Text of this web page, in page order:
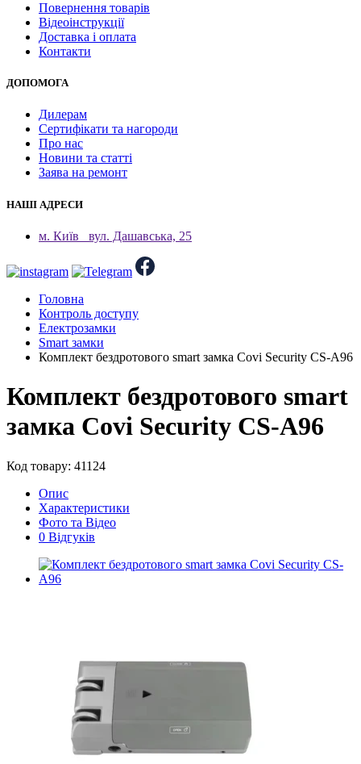
Повернення товарів
Відеоінструкції
Доставка і оплата
Контакти
ДОПОМОГА
Дилерам
Сертифікати та нагороди
Про нас
Новини та статті
Заява на ремонт
НАШІ АДРЕСИ
м. Київ вул. Дашавська, 25
Головна
Контроль доступу
Електрозамки
Smart замки
Комплект бездротового smart замка Covi Security CS-A96
Комплект бездротового smart
замка Covi Security CS-A96
Код товару: 41124
Опис
Характеристики
Фото та Відео
0 Відгуків